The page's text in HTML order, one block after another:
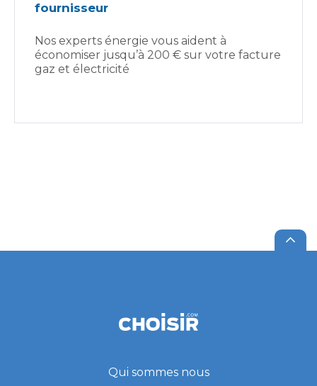
fournisseur
Nos experts énergie vous aident à
économiser jusqu’à 200 € sur votre facture
gaz et électricité
Qui sommes nous